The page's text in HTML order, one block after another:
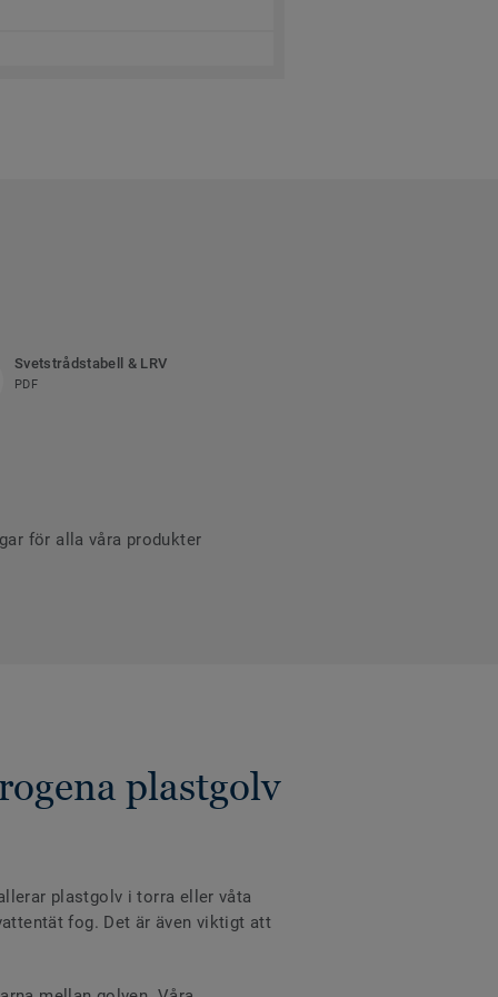
Svetstrådstabell & LRV
PDF
för alla våra produkter
plastgolv
plastgolv i torra eller våta
fog. Det är även viktigt att